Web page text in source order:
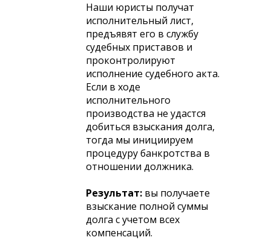
Наши юристы получат
исполнительный лист,
предъявят его в службу
судебных приставов и
проконтролируют
исполнение судебного акта.
Если в ходе
исполнительного
производства не удастся
добиться взыскания долга,
тогда мы инициируем
процедуру банкротства в
отношении должника.
Результат: вы получаете
взыскание полной суммы
долга с учетом всех
компенсаций.